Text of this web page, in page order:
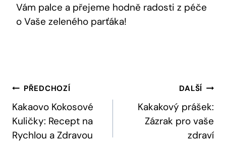
Vám palce a přejeme hodně radosti z péče
o Vaše zeleného parťáka!
Navigace
Pro
Příspěvek
PŘEDCHOZÍ
Kakaovo Kokosové
Kuličky: Recept na
Rychlou a Zdravou
DALŠÍ
Kakakový prášek:
Zázrak pro vaše
zdraví